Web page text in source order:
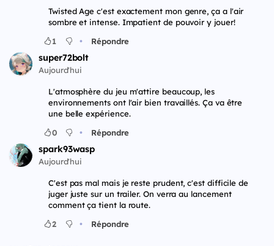
Twisted Age c'est exactement mon genre, ça a l'air
sombre et intense. Impatient de pouvoir y jouer!
1
• Répondre
super72bolt
Aujourd'hui
L'atmosphère du jeu m'attire beaucoup, les
environnements ont l'air bien travaillés. Ça va être
une belle expérience.
0
• Répondre
spark93wasp
Aujourd'hui
C'est pas mal mais je reste prudent, c'est difficile de
juger juste sur un trailer. On verra au lancement
comment ça tient la route.
2
• Répondre